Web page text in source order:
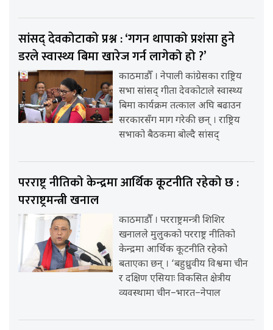
सांसद् देवकोटाको प्रश्न : ‘गगन थापाको प्रशंसा हुने
डरले स्वास्थ्य बिमा खारेज गर्न लागेको हो ?’
काठमाडौँ । नेपाली कांग्रेसका राष्ट्रिय
सभा सांसद् गीता देवकोटाले स्वास्थ्य
बिमा कार्यक्रम तत्काल अघि बढाउन
सरकारसँग माग गरेकी छन् । राष्ट्रिय
सभाको बैठकमा बोल्दै सांसद्
परराष्ट्र नीतिको केन्द्रमा आर्थिक कूटनीति रहेको छ :
परराष्ट्रमन्त्री खनाल
काठमाडौँ । परराष्ट्रमन्त्री शिशिर
खनालले मुलुकको परराष्ट्र नीतिको
केन्द्रमा आर्थिक कूटनीति रहेको
बताएका छन् । ‘बहुध्रुवीय विश्वमा चीन
र दक्षिण एसियाः विकसित क्षेत्रीय
व्यवस्थामा चीन–भारत–नेपाल